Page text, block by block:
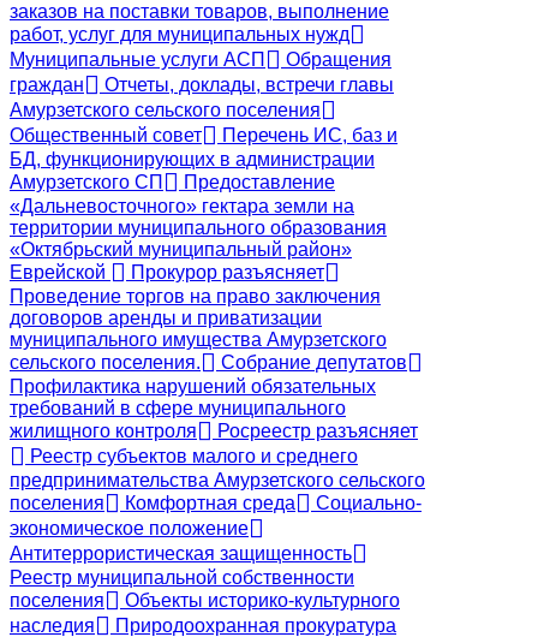
заказов на поставки товаров, выполнение
работ, услуг для муниципальных нужд
Муниципальные услуги АСП
Обращения
граждан
Отчеты, доклады, встречи главы
Амурзетского сельского поселения
Общественный совет
Перечень ИС, баз и
БД, функционирующих в администрации
Амурзетского СП
Предоставление
«Дальневосточного» гектара земли на
территории муниципального образования
«Октябрьский муниципальный район»
Еврейской
Прокурор разъясняет
Проведение торгов на право заключения
договоров аренды и приватизации
муниципального имущества Амурзетского
сельского поселения.
Собрание депутатов
Профилактика нарушений обязательных
требований в сфере муниципального
жилищного контроля
Росреестр разъясняет
Реестр субъектов малого и среднего
предпринимательства Амурзетского сельского
поселения
Комфортная среда
Социально-
экономическое положение
Антитеррористическая защищенность
Реестр муниципальной собственности
поселения
Объекты историко-культурного
наследия
Природоохранная прокуратура